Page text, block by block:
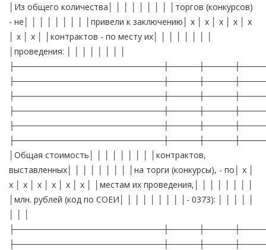
│Из общего количества│ │ │ │ │ │ │ │ │торгов (конкурсов)
- не│ │ │ │ │ │ │ │ │привели к заключению│ x │ x │ x │ x │ x
│ x │ x │ │контрактов - по месту их│ │ │ │ │ │ │ │
│проведения: │ │ │ │ │ │ │ │
│Общая стоимость│ │ │ │ │ │ │ │ │контрактов,
выставленных│ │ │ │ │ │ │ │ │на торги (конкурсы), - по│ x │
x │ x │ x │ x │ x │ x │ │местам их проведения,│ │ │ │ │ │ │ │
│млн. рублей (код по СОЕИ│ │ │ │ │ │ │ │ │- 0373): │ │ │ │ │